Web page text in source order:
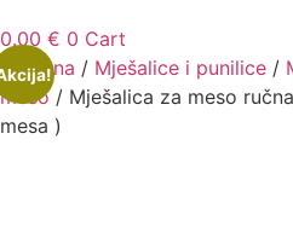
0.00 € 0 Cart
Početna / Mješalice i punilice /
meso/ Mješalica za meso
mesa )